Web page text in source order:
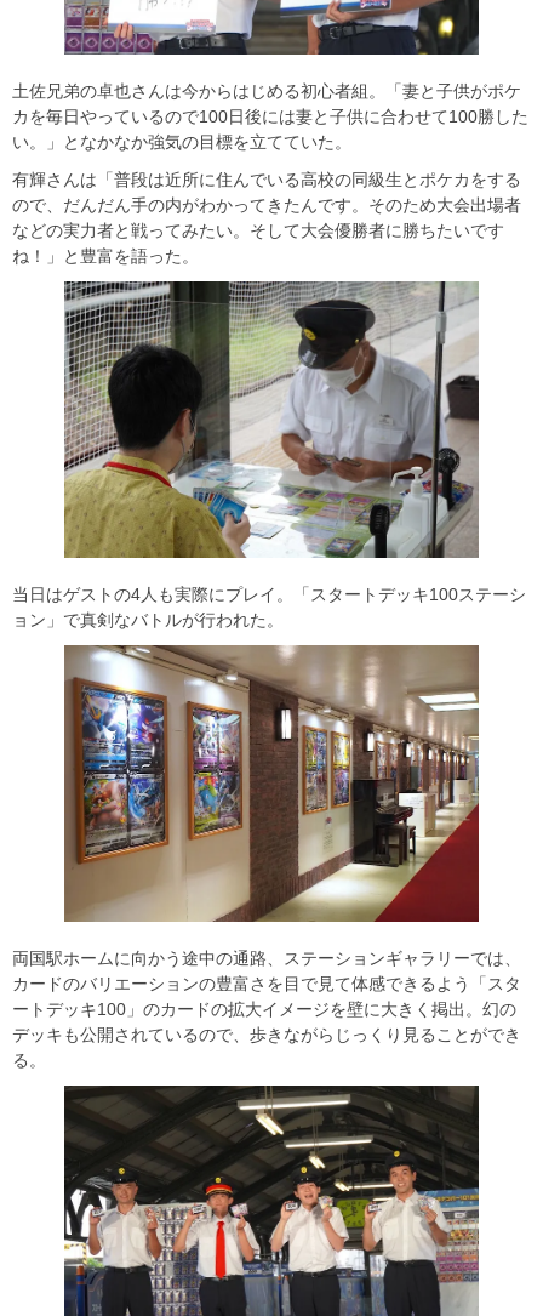
土佐兄弟の卓也さんは今からはじめる初心者組。「妻と子供がポケ
カを毎日やっているので100日後には妻と子供に合わせて100勝した
い。」となかなか強気の目標を立てていた。
有輝さんは「普段は近所に住んでいる高校の同級生とポケカをする
ので、だんだん手の内がわかってきたんです。そのため大会出場者
などの実力者と戦ってみたい。そして大会優勝者に勝ちたいです
ね！」と豊富を語った。
当日はゲストの4人も実際にプレイ。「スタートデッキ100ステーシ
ョン」で真剣なバトルが行われた。
両国駅ホームに向かう途中の通路、ステーションギャラリーでは、
カードのバリエーションの豊富さを目で見て体感できるよう「スタ
ートデッキ100」のカードの拡大イメージを壁に大きく掲出。幻の
デッキも公開されているので、歩きながらじっくり見ることができ
る。